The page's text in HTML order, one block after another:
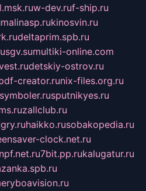
w-dev.ruf-ship.ru
malinasp.rukinosvin.ru
deltaprim.spb.ru
sgv.sumultiki-online.com
detskiy-ostrov.ru
creator.runix-files.org.ru
sputnikyes.ru
zallclub.ru
haikko.rusobakopedia.ru
clock.net.ru
npf.net.ru7bit.pp.rukalugatur.ru